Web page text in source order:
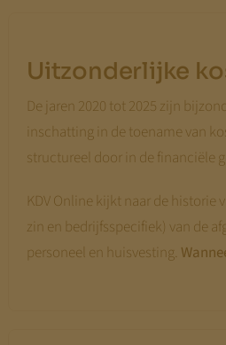
Uitzonderlijke
De jaren 2020 tot 2025 zijn
inschatting in de toename van
structureel door in de financiële
KDV Online kijkt naar de
zin en bedrijfsspecifiek) van de
personeel en huisvesting.